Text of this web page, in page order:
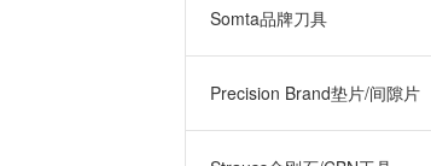
Somta品牌刀具
Precision Brand垫片/间隙片